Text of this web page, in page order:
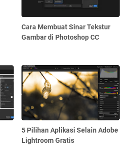
Cara Membuat Sinar Tekstur
Gambar di Photoshop CC
5 Pilihan Aplikasi Selain Adobe
Lightroom Gratis